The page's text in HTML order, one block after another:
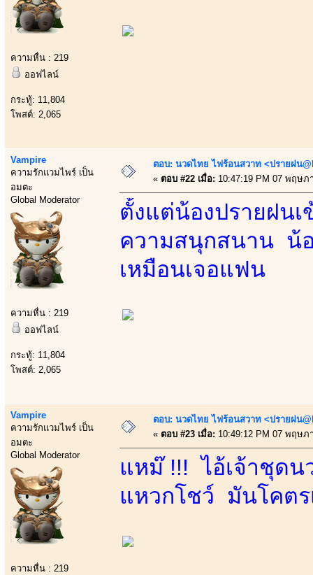
ความหื่น : 219
ออฟไลน์
กระทู้: 11,804
โพสต์: 2,065
Vampire
ความรักแวมไพร์ เป็น
อมตะ
Global Moderator
ความหื่น : 219
ออฟไลน์
กระทู้: 11,804
โพสต์: 2,065
ตอบ: นวดไทย ไฟร้อนสวาท <ปรายฝน
« ตอบ #22 เมื่อ: 10:47:19 PM 07 พฤษภ
ตั้งแต่น้องปรายฝน
ความสนุกสนาน น้
เหมือนเจอแฟน
Vampire
ความรักแวมไพร์ เป็น
อมตะ
Global Moderator
ความหื่น : 219
ตอบ: นวดไทย ไฟร้อนสวาท <ปรายฝน
« ตอบ #23 เมื่อ: 10:49:12 PM 07 พฤษภ
แหม๊ !!! ไอ้เจ้าชุด
แหวกโชว์ มันโคตร